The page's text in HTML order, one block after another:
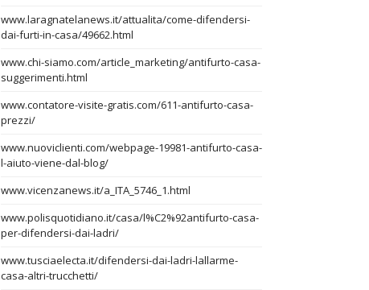
www.laragnatelanews.it/attualita/come-difendersi-
dai-furti-in-casa/49662.html
www.chi-siamo.com/article_marketing/antifurto-casa-
suggerimenti.html
www.contatore-visite-gratis.com/611-antifurto-casa-
prezzi/
www.nuoviclienti.com/webpage-19981-antifurto-casa-
l-aiuto-viene-dal-blog/
www.vicenzanews.it/a_ITA_5746_1.html
www.polisquotidiano.it/casa/l%C2%92antifurto-casa-
per-difendersi-dai-ladri/
www.tusciaelecta.it/difendersi-dai-ladri-lallarme-
casa-altri-trucchetti/